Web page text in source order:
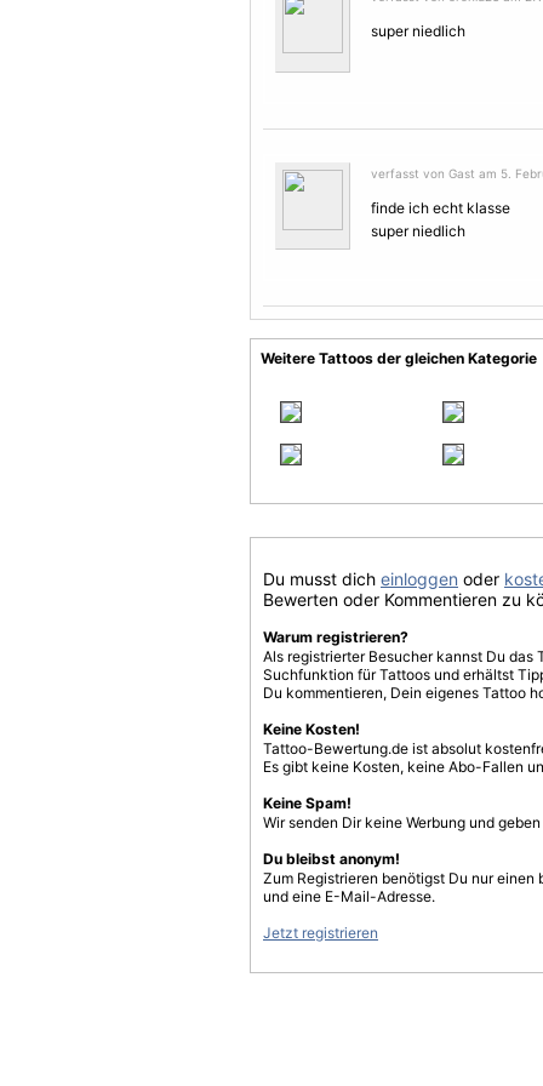
super niedlich
verfasst von Gast am 5.
finde ich echt klasse
super niedlich
Weitere Tattoos der gleichen Kategorie
Du musst dich einloggen oder
Bewerten oder Kommentieren zu
Warum registrieren?
Als registrierter Besucher kannst Du
Suchfunktion für Tattoos und erhältst
Du kommentieren, Dein eigenes Tattoo
Keine Kosten!
Tattoo-Bewertung.de ist absolut
Es gibt keine Kosten, keine Abo-Fallen
Keine Spam!
Wir senden Dir keine Werbung und
Du bleibst anonym!
Zum Registrieren benötigst Du nur einen
und eine E-Mail-Adresse.
Jetzt registrieren